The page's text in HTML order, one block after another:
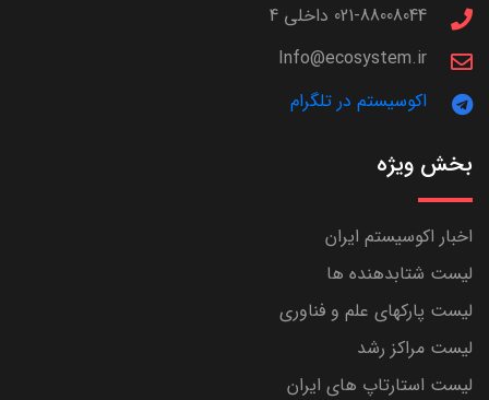
021-88008044 داخلی 4
Info@ecosystem.ir
اکوسیستم در تلگرام
بخش ویژه
اخبار اکوسیستم ایران
لیست شتابدهنده ها
لیست پارکهای علم و فناوری
لیست مراکز رشد
لیست استارتاپ های ایران